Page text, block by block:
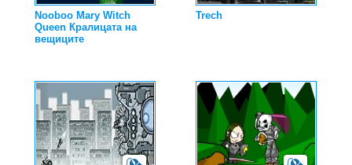
Nooboo Mary Witch
Queen Кралицата на
вещиците
Trech